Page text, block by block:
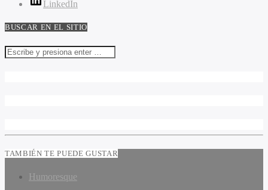
LinkedIn
BUSCAR EN EL SITIO
TAMBIÉN TE PUEDE GUSTAR
Humoresque